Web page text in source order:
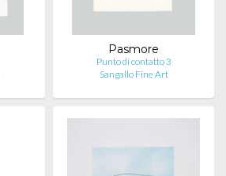
Pasmore
Punto di contatto 3
Sangallo Fine Art